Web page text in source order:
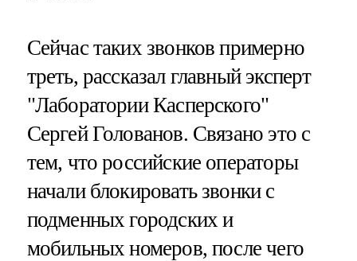
Сейчас таких звонков примерно
треть, рассказал главный эксперт
"Лаборатории Касперского"
Сергей Голованов. Связано это с
тем, что российские операторы
начали блокировать звонки с
подменных городских и
мобильных номеров, после чего